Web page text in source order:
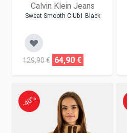
Calvin Klein Jeans
Sweat Smooth C Ub1 Black
129,90 € 64,90 €
-40%